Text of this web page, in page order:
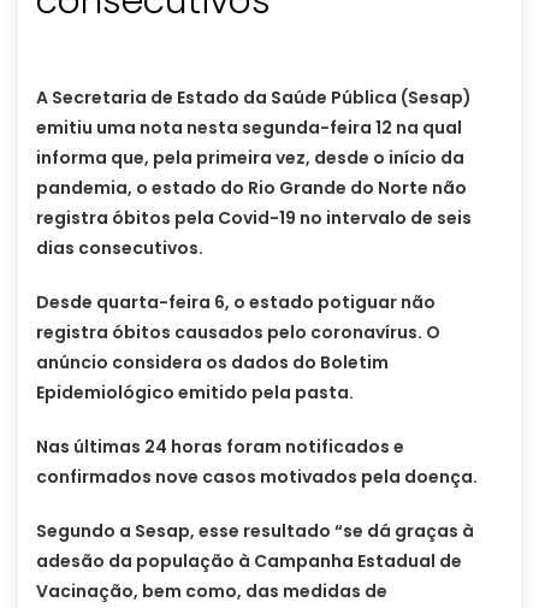
A Secretaria de Estado da Saúde Pública (Sesap)
emitiu uma nota nesta segunda-feira 12 na qual
informa que, pela primeira vez, desde o início da
pandemia, o estado do Rio Grande do Norte não
registra óbitos pela Covid-19 no intervalo de seis
dias consecutivos.
Desde quarta-feira 6, o estado potiguar não
registra óbitos causados pelo coronavírus. O
anúncio considera os dados do Boletim
Epidemiológico emitido pela pasta.
Nas últimas 24 horas foram notificados e
confirmados nove casos motivados pela doença.
Segundo a Sesap, esse resultado “se dá graças à
adesão da população à Campanha Estadual de
Vacinação, bem como, das medidas de